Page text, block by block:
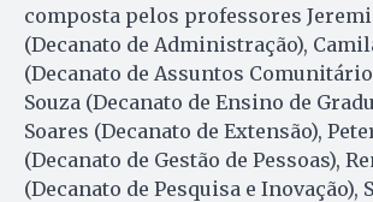
composta pelos professores
(Decanato de Administração),
(Decanato de Assuntos
Souza (Decanato de Ensino de
Soares (Decanato de Extensão),
(Decanato de Gestão de Pessoas),
(Decanato de Pesquisa e Inovação),